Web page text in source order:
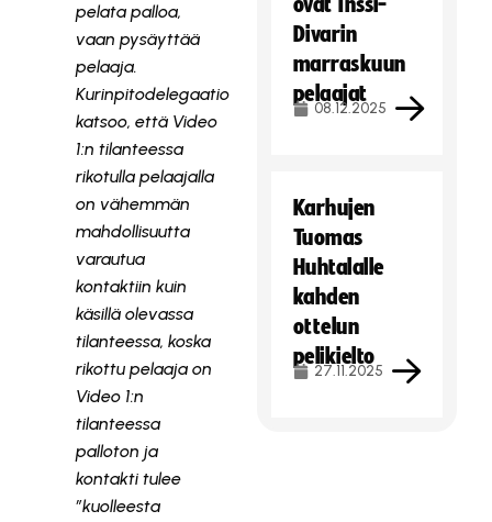
pelata palloa,
vaan pysäyttää
pelaaja.
Kurinpitodelegaatio
katsoo, että Video
1:n tilanteessa
rikotulla pelaajalla
on vähemmän
mahdollisuutta
varautua
kontaktiin kuin
käsillä olevassa
tilanteessa, koska
rikottu pelaaja on
Video 1:n
tilanteessa
palloton ja
kontakti tulee
”kuolleesta
Divarin
marraskuun
pelaajat
08.12.2025
Karhujen
Tuomas
Huhtalalle
kahden
ottelun
pelikielto
27.11.2025